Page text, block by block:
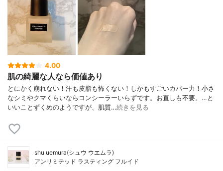
4.00
肌の綺麗な人なら価値あり
とにかく崩れない！汗も皮脂も怖くない！しかもすごいカバー力！小さ
なシミやクマくらいならコンシーラーいらずです。お直しも不要。…と
いいことずくめのようですが、肌質…続きを見る
shu uemura(シュウ ウエムラ)
アンリミテッド ラスティング フルイド